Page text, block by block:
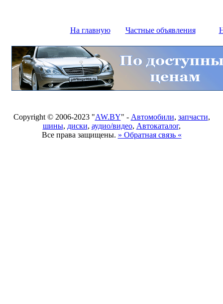
На главную Частные объявления
Copyright © 2006-2023 "AW.BY" - Автомобили, запчасти,
шины, диски, аудио/видео, Автокаталог,
Все права защищены. » Обратная связь «